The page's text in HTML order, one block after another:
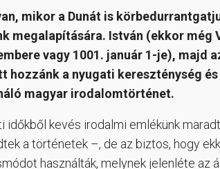
mikor a Dunát is
megalapítására. István (ekkor még
vagy 1001. január 1-je), majd
hozzánk a nyugati kereszténység
magyar irodalomtörténet.
kevés irodalmi emlékünk
a történetek –, de az biztos, hogy
használták, melynek jelenléte az